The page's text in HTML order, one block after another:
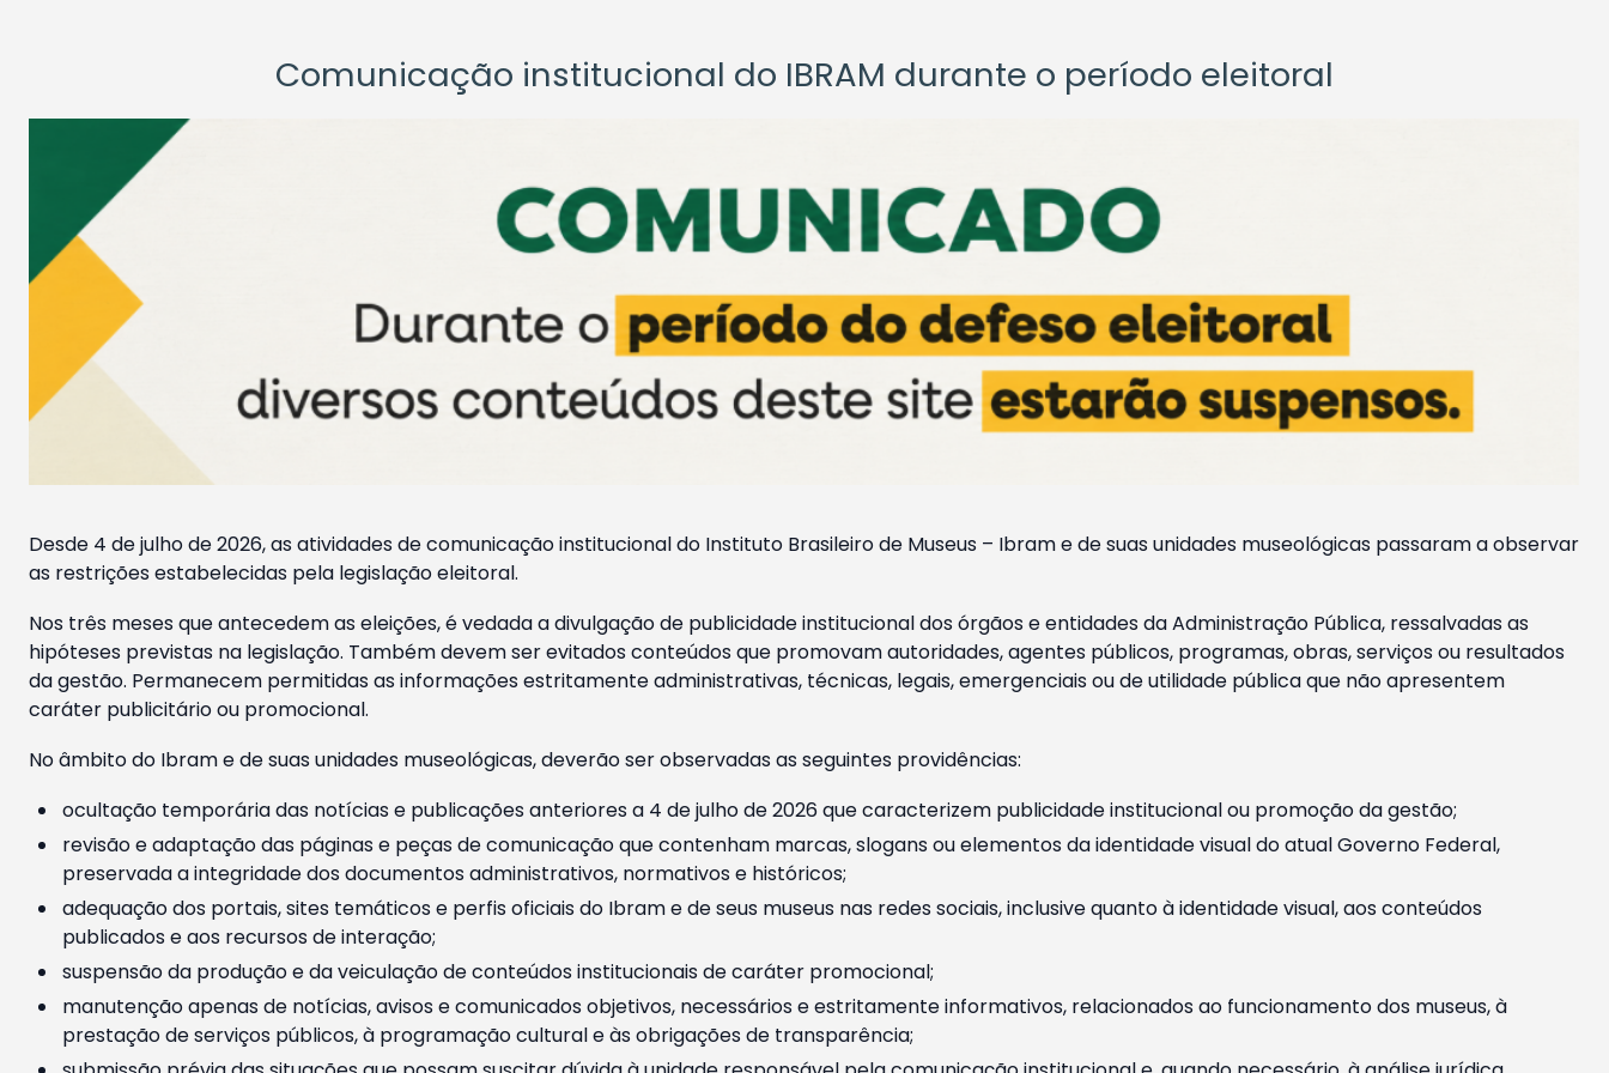
Comunicação institucional do IBRAM durante o período eleitoral
Desde 4 de julho de 2026, as atividades de comunicação institucional do Instituto Brasileiro de Museus – Ibram e de suas unidades museológicas passaram a observar
as restrições estabelecidas pela legislação eleitoral.
Nos três meses que antecedem as eleições, é vedada a divulgação de publicidade institucional dos órgãos e entidades da Administração Pública, ressalvadas as
hipóteses previstas na legislação. Também devem ser evitados conteúdos que promovam autoridades, agentes públicos, programas, obras, serviços ou resultados
da gestão. Permanecem permitidas as informações estritamente administrativas, técnicas, legais, emergenciais ou de utilidade pública que não apresentem
caráter publicitário ou promocional.
No âmbito do Ibram e de suas unidades museológicas, deverão ser observadas as seguintes providências:
ocultação temporária das notícias e publicações anteriores a 4 de julho de 2026 que caracterizem publicidade institucional ou promoção da gestão;
revisão e adaptação das páginas e peças de comunicação que contenham marcas, slogans ou elementos da identidade visual do atual Governo Federal,
preservada a integridade dos documentos administrativos, normativos e históricos;
adequação dos portais, sites temáticos e perfis oficiais do Ibram e de seus museus nas redes sociais, inclusive quanto à identidade visual, aos conteúdos
publicados e aos recursos de interação;
suspensão da produção e da veiculação de conteúdos institucionais de caráter promocional;
manutenção apenas de notícias, avisos e comunicados objetivos, necessários e estritamente informativos, relacionados ao funcionamento dos museus, à
prestação de serviços públicos, à programação cultural e às obrigações de transparência;